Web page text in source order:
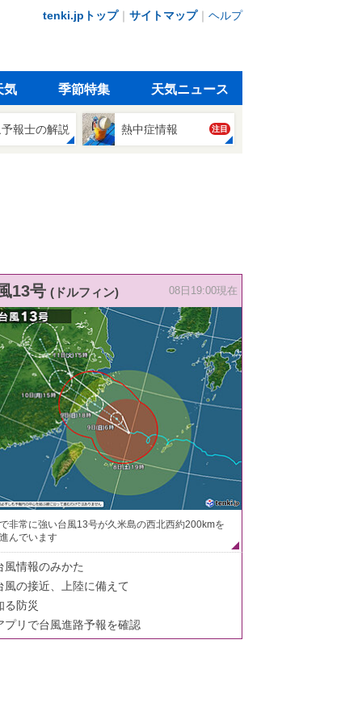
tenki.jpトップ｜ サイトマップ｜ ヘルプ
気 季節特集 天気ニュース
報士の解説 熱中症情報 注目
13号 (ドルフィン) 08日19:00現在
非常に強い台風13号が久米島の西北西約200kmを
んでいます
風情報のみかた
風の接近、上陸に備えて
る防災
プリで台風進路予報を確認